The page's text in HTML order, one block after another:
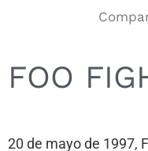
FOO
20 de mayo de 1997,